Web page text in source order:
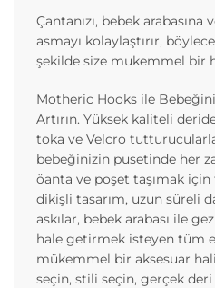
Çantanızı, bebek arabasına
asmayı kolaylaştırır,
şekilde size mukemmel bir
Motheric Hooks ile
Artırın. Yüksek kaliteli
toka ve Velcro
bebeğinizin pusetinde her
öanta ve poşet taşımak için
dikişli tasarım, uzun süreli
askılar, bebek arabası ile
hale getirmek isteyen tüm
mükemmel bir aksesuar
seçin, stili seçin, gerçek deri